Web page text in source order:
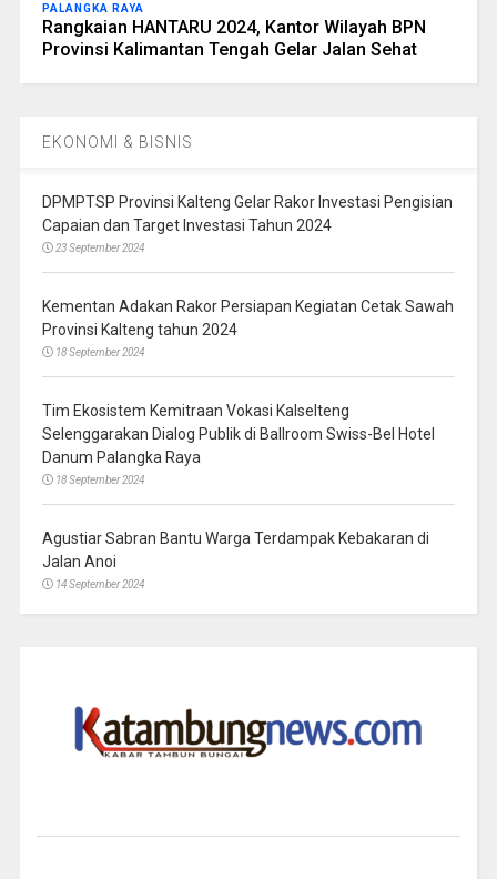
PALANGKA RAYA
Rangkaian HANTARU 2024, Kantor Wilayah BPN
Provinsi Kalimantan Tengah Gelar Jalan Sehat
EKONOMI & BISNIS
DPMPTSP Provinsi Kalteng Gelar Rakor Investasi Pengisian
Capaian dan Target Investasi Tahun 2024
23 September 2024
Kementan Adakan Rakor Persiapan Kegiatan Cetak Sawah
Provinsi Kalteng tahun 2024
18 September 2024
Tim Ekosistem Kemitraan Vokasi Kalselteng
Selenggarakan Dialog Publik di Ballroom Swiss-Bel Hotel
Danum Palangka Raya
18 September 2024
Agustiar Sabran Bantu Warga Terdampak Kebakaran di
Jalan Anoi
14 September 2024